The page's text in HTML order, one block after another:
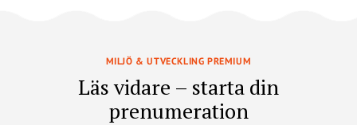
MILJÖ & UTVECKLING PREMIUM
Läs vidare – starta din
prenumeration